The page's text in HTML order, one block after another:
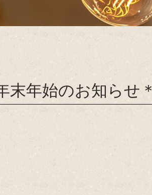
末年始のお知らせ＊